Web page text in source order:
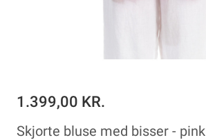
1.399,00 KR.
Skjorte bluse med bisser - pink